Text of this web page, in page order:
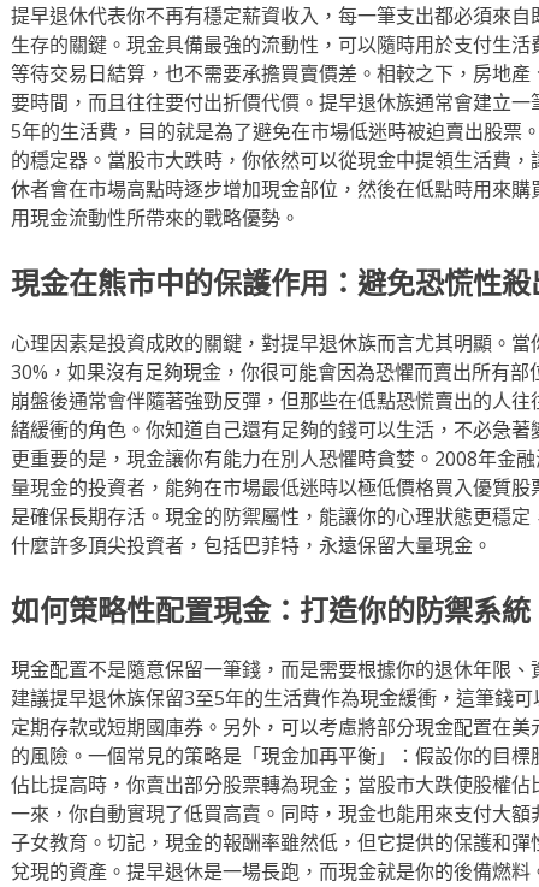
提早退休代表你不再有穩定薪資收入，每一筆支出都必須來
生存的關鍵。現金具備最強的流動性，可以隨時用於支付生
等待交易日結算，也不需要承擔買賣價差。相較之下，房地
要時間，而且往往要付出折價代價。提早退休族通常會建立
5年的生活費，目的就是為了避免在市場低迷時被迫賣出股票
的穩定器。當股市大跌時，你依然可以從現金中提領生活費
休者會在市場高點時逐步增加現金部位，然後在低點時用來
用現金流動性所帶來的戰略優勢。
現金在熊市中的保護作用：避免恐慌性殺
心理因素是投資成敗的關鍵，對提早退休族而言尤其明顯。
30%，如果沒有足夠現金，你很可能會因為恐懼而賣出所有
崩盤後通常會伴隨著強勁反彈，但那些在低點恐慌賣出的人
緒緩衝的角色。你知道自己還有足夠的錢可以生活，不必急
更重要的是，現金讓你有能力在別人恐懼時貪婪。2008年金
量現金的投資者，能夠在市場最低迷時以極低價格買入優質
是確保長期存活。現金的防禦屬性，能讓你的心理狀態更穩
什麼許多頂尖投資者，包括巴菲特，永遠保留大量現金。
如何策略性配置現金：打造你的防禦系統
現金配置不是隨意保留一筆錢，而是需要根據你的退休年限
建議提早退休族保留3至5年的生活費作為現金緩衝，這筆錢
定期存款或短期國庫券。另外，可以考慮將部分現金配置在
的風險。一個常見的策略是「現金加再平衡」：假設你的目
佔比提高時，你賣出部分股票轉為現金；當股市大跌使股權
一來，你自動實現了低買高賣。同時，現金也能用來支付大
子女教育。切記，現金的報酬率雖然低，但它提供的保護和
兌現的資產。提早退休是一場長跑，而現金就是你的後備燃料